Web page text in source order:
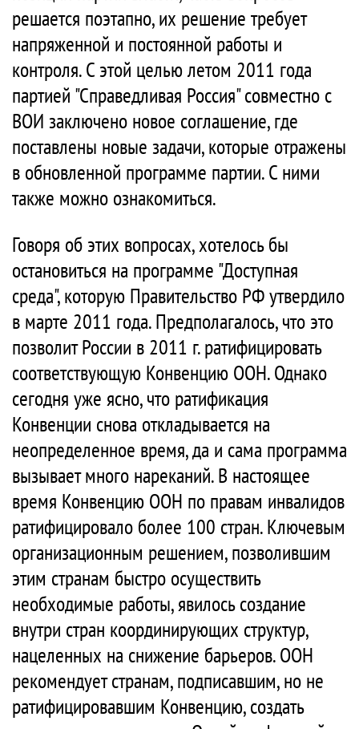
решается поэтапно, их решение требует
напряженной и постоянной работы и
контроля. С этой целью летом 2011 года
партией "Справедливая Россия" совместно с
ВОИ заключено новое соглашение, где
поставлены новые задачи, которые отражены
в обновленной программе партии. С ними
также можно ознакомиться.
Говоря об этих вопросах, хотелось бы
остановиться на программе "Доступная
среда", которую Правительство РФ утвердило
в марте 2011 года. Предполагалось, что это
позволит России в 2011 г. ратифицировать
соответствующую Конвенцию ООН. Однако
сегодня уже ясно, что ратификация
Конвенции снова откладывается на
неопределенное время, да и сама программа
вызывает много нареканий. В настоящее
время Конвенцию ООН по правам инвалидов
ратифицировало более 100 стран. Ключевым
организационным решением, позволившим
этим странам быстро осуществить
необходимые работы, явилось создание
внутри стран координирующих структур,
нацеленных на снижение барьеров. ООН
рекомендует странам, подписавшим, но не
ратифицировавшим Конвенцию, создать